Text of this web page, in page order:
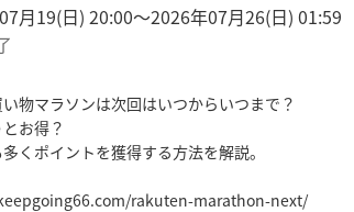
月19(日) 20:00〜2026年07月26(日) 01:59
物マラソンは次回はいつからいつまで？
お得？
くポイントを獲得する方法を解説。
rakuten-marathon-next/